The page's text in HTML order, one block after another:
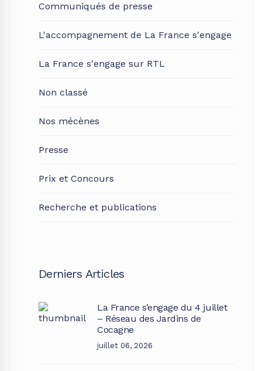
Communiqués de presse
L'accompagnement de La France s'engage
La France s'engage sur RTL
Non classé
Nos mécènes
Presse
Prix et Concours
Recherche et publications
Derniers Articles
La France s’engage du 4 juillet
– Réseau des Jardins de
Cocagne
juillet 06, 2026